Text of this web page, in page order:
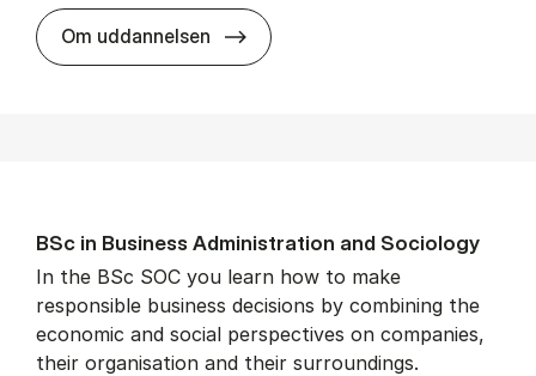
Om uddannelsen BSc in Busi­ness Ad­min­is­tra­tion
BSc in Busi­ness Ad­min­is­tra­tion and So­ci­ology
In the BSc SOC you learn how to make
responsible business decisions by combining the
economic and social perspectives on companies,
their organisation and their surroundings.